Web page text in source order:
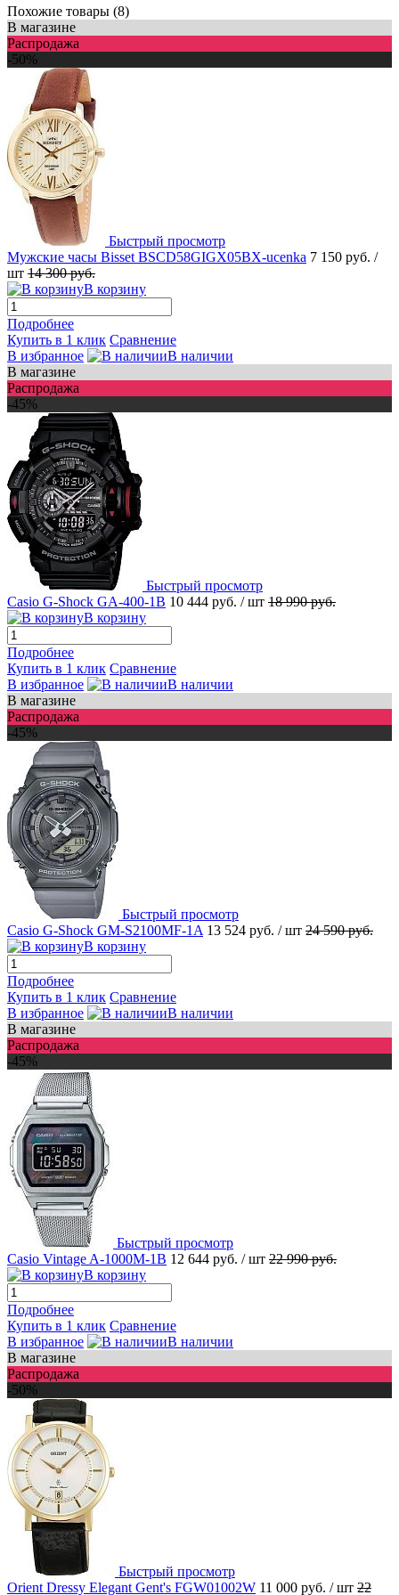
Похожие товары (8)
В магазине
Распродажа
-50%
Быстрый просмотр
Мужские часы Bisset BSCD58GIGX05BX-ucenka 7 150 руб. /
шт 14 300 руб.
В корзину
Подробнее
Купить в 1 клик Сравнение
В избранное
В наличии
В магазине
Распродажа
-45%
Быстрый просмотр
Casio G-Shock GA-400-1B 10 444 руб. / шт 18 990 руб.
В корзину
Подробнее
Купить в 1 клик Сравнение
В избранное
В наличии
В магазине
Распродажа
-45%
Быстрый просмотр
Casio G-Shock GM-S2100MF-1A 13 524 руб. / шт 24 590 руб.
В корзину
Подробнее
Купить в 1 клик Сравнение
В избранное
В наличии
В магазине
Распродажа
-45%
Быстрый просмотр
Casio Vintage A-1000M-1B 12 644 руб. / шт 22 990 руб.
В корзину
Подробнее
Купить в 1 клик Сравнение
В избранное
В наличии
В магазине
Распродажа
-50%
Быстрый просмотр
Orient Dressy Elegant Gent's FGW01002W 11 000 руб. / шт 22